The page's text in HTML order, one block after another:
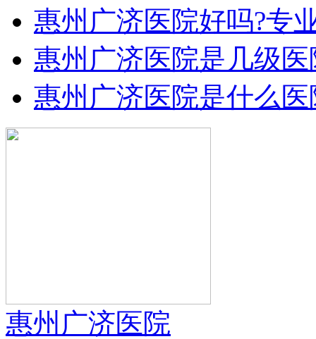
惠州广济医院好吗?专
惠州广济医院是几级医
惠州广济医院是什么医
惠州广济医院